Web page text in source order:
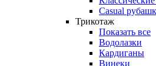
Casual
Трикотаж
Показать все
Водолазки
Кардиганы
Винеки